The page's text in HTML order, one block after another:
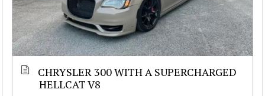
CHRYSLER 300 WITH A SUPERCHARGED
HELLCAT V8